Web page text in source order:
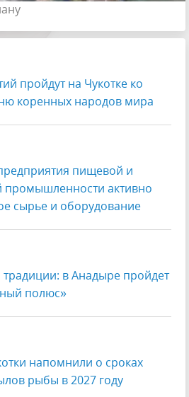
пройдут на Чукотке ко
коренных народов мира
пищевой и
активно
сырье и оборудование
традиции: в Анадыре пройдет
полюс»
напомнили о сроках
рыбы в 2027 году